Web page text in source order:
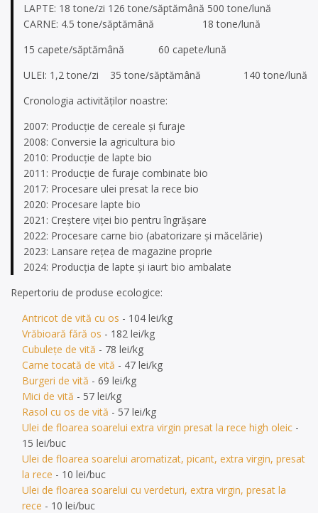
LAPTE: 18 tone/zi 126 tone/săptămână 500 tone/lună
CARNE: 4.5 tone/săptămână 18 tone/lună
15 capete/săptămână 60 capete/lună
ULEI: 1,2 tone/zi 35 tone/săptămână 140 tone/lună
Cronologia activităților noastre:
2007: Producție de cereale și furaje
2008: Conversie la agricultura bio
2010: Producție de lapte bio
2011: Producție de furaje combinate bio
2017: Procesare ulei presat la rece bio
2020: Procesare lapte bio
2021: Creștere viței bio pentru îngrășare
2022: Procesare carne bio (abatorizare și măcelărie)
2023: Lansare rețea de magazine proprie
2024: Producţia de lapte şi iaurt bio ambalate
Repertoriu de produse ecologice:
Antricot de vită cu os - 104 lei/kg
Vrăbioară fără os - 182 lei/kg
Cubulețe de vită - 78 lei/kg
Carne tocată de vită - 47 lei/kg
Burgeri de vită - 69 lei/kg
Mici de vită - 57 lei/kg
Rasol cu os de vită - 57 lei/kg
Ulei de floarea soarelui extra virgin presat la rece high oleic -
15 lei/buc
Ulei de floarea soarelui aromatizat, picant, extra virgin, presat
la rece - 10 lei/buc
Ulei de floarea soarelui cu verdeturi, extra virgin, presat la
rece - 10 lei/buc